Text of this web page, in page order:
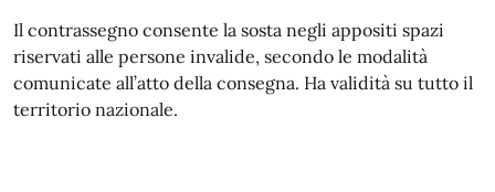
Il contrassegno consente la sosta negli appositi spazi
riservati alle persone invalide, secondo le modalità
comunicate all’atto della consegna. Ha validità su tutto il
territorio nazionale.